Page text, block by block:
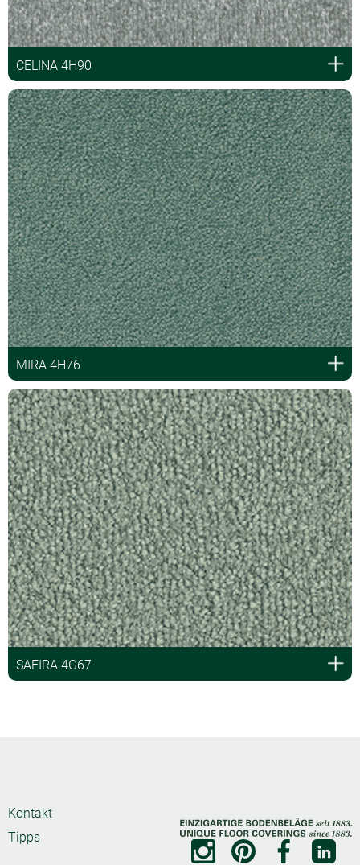
CELINA 4H90
MIRA 4H76
SAFIRA 4G67
Kontakt
Tipps